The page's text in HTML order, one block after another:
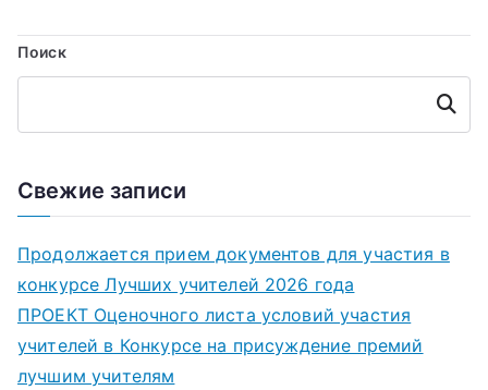
Поиск
Поиск
Свежие записи
Продолжается прием документов для участия в
конкурсе Лучших учителей 2026 года
ПРОЕКТ Оценочного листа условий участия
учителей в Конкурсе на присуждение премий
лучшим учителям